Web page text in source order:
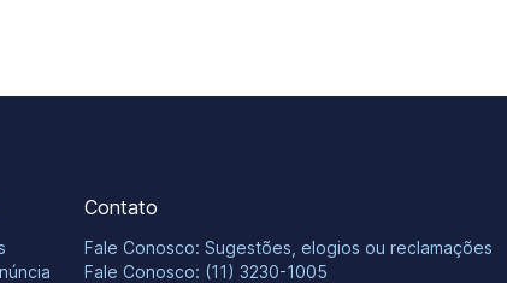
Contato
Fale Conosco: Sugestões, elogios ou reclamações
Fale Conosco: (11) 3230-1005